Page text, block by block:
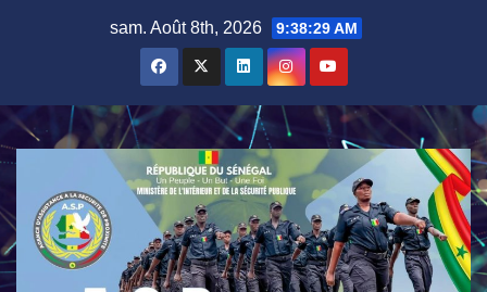
sam. Août 8th, 2026 9:38:29 AM